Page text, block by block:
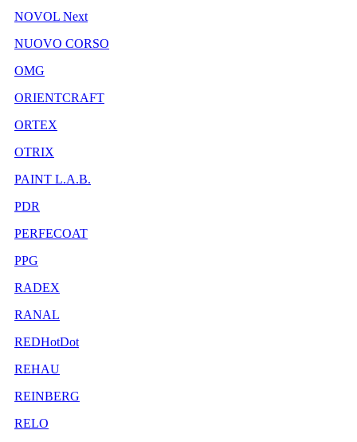
NOVOL Next
NUOVO CORSO
OMG
ORIENTCRAFT
ORTEX
OTRIX
PAINT L.A.B.
PDR
PERFECOAT
PPG
RADEX
RANAL
REDHotDot
REHAU
REINBERG
RELO